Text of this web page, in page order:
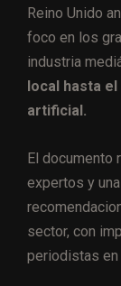
Reino Unido
foco en los
industria
local hasta
artificial.
El documento
expertos y
sector, con
periodistas en